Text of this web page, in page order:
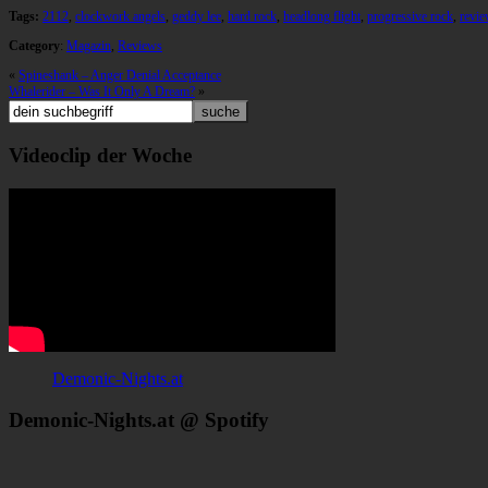
Tags: 2112, clockwork angels, geddy lee, hard rock, headlong flight, progressive rock,
Category: Magazin, Reviews
« Spineshank – Anger Denial Acceptance
Whalerider – Was It Only A Dream? »
Videoclip der Woche
Demonic-Nights.at
Demonic-Nights.at @ Spotify